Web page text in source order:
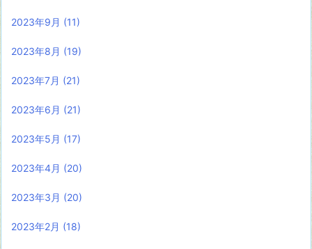
2023年9月 (11)
2023年8月 (19)
2023年7月 (21)
2023年6月 (21)
2023年5月 (17)
2023年4月 (20)
2023年3月 (20)
2023年2月 (18)